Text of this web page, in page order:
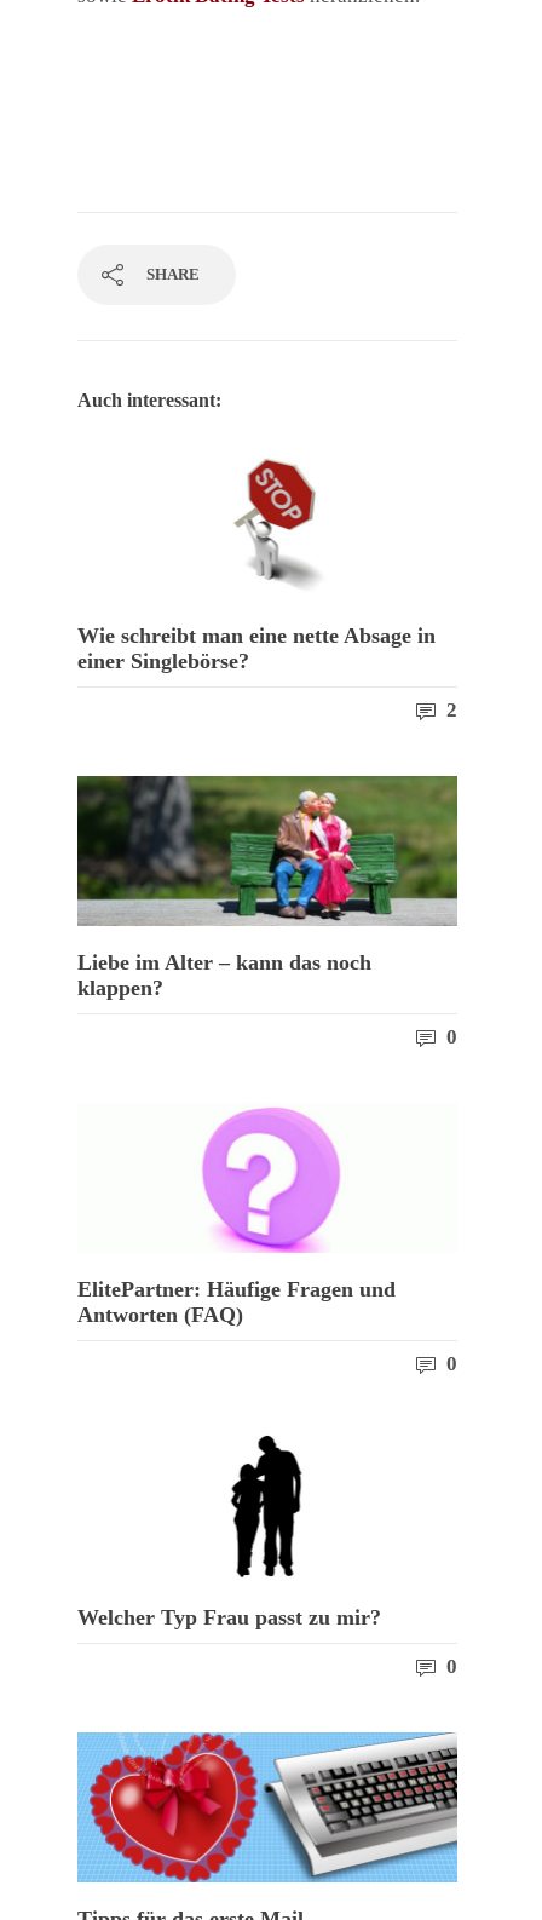
SHARE
Auch interessant:
Wie schreibt man eine nette Absage in
einer Singlebörse?
2
Liebe im Alter – kann das noch
klappen?
0
ElitePartner: Häufige Fragen und
Antworten (FAQ)
0
Welcher Typ Frau passt zu mir?
0